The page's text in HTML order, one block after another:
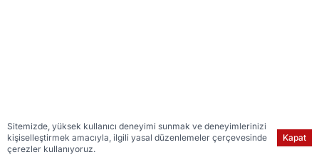
Sitemizde, yüksek kullanıcı deneyimi sunmak ve deneyimlerinizi
kişiselleştirmek amacıyla, ilgili yasal düzenlemeler çerçevesinde
çerezler kullanıyoruz.
Kapat